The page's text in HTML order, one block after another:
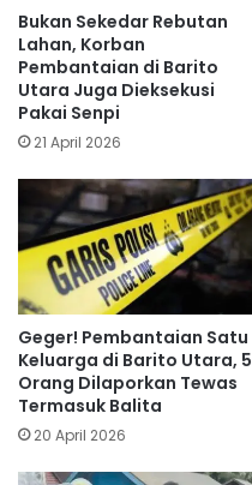
Bukan Sekedar Rebutan
Lahan, Korban
Pembantaian di Barito
Utara Juga Dieksekusi
Pakai Senpi
21 April 2026
Geger! Pembantaian Satu
Keluarga di Barito Utara, 5
Orang Dilaporkan Tewas
Termasuk Balita
20 April 2026